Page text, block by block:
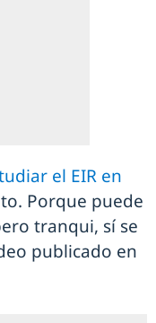
el EIR en
Porque puede
tranqui, sí se
publicado en